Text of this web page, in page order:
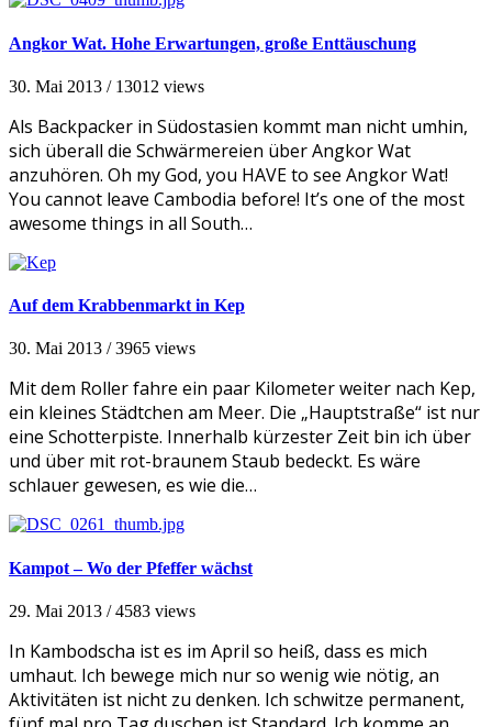
Angkor Wat. Hohe Erwartungen, große Enttäuschung
30. Mai 2013 /13012 views
Als Backpacker in Südostasien kommt man nicht umhin,
sich überall die Schwärmereien über Angkor Wat
anzuhören. Oh my God, you HAVE to see Angkor Wat!
You cannot leave Cambodia before! It’s one of the most
awesome things in all South…
Auf dem Krabbenmarkt in Kep
30. Mai 2013 /3965 views
Mit dem Roller fahre ein paar Kilometer weiter nach Kep,
ein kleines Städtchen am Meer. Die „Hauptstraße“ ist nur
eine Schotterpiste. Innerhalb kürzester Zeit bin ich über
und über mit rot-braunem Staub bedeckt. Es wäre
schlauer gewesen, es wie die…
Kampot – Wo der Pfeffer wächst
29. Mai 2013 /4583 views
In Kambodscha ist es im April so heiß, dass es mich
umhaut. Ich bewege mich nur so wenig wie nötig, an
Aktivitäten ist nicht zu denken. Ich schwitze permanent,